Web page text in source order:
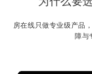
房在线只做专业级产品
障与